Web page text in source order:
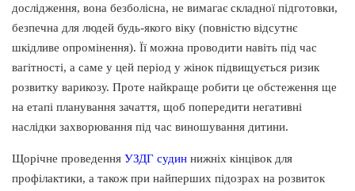
дослідження, вона безболісна, не вимагає складної підготовки,
безпечна для людей будь-якого віку (повністю відсутнє
шкідливе опромінення). Її можна проводити навіть під час
вагітності, а саме у цей період у жінок підвищується ризик
розвитку варикозу. Проте найкраще робити це обстеження ще
на етапі планування зачаття, щоб попередити негативні
наслідки захворювання під час виношування дитини.
Щорічне проведення УЗДГ судин нижніх кінцівок для
профілактики, а також при найперших підозрах на розвиток